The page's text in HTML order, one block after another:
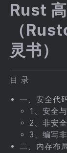
Rust
（
灵书）
目 录
一、安全代
1、安全
2、非安
3、编写
二、内存布